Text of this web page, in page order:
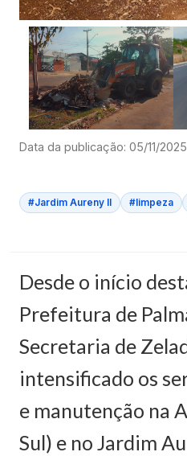
Data da publicação: 05/11/2025
#Jardim Aureny II #limpeza
Desde o início
Prefeitura de
Secretaria de
intensificado os
e manutenção na
Sul) e no Jardim